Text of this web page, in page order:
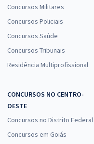
Concursos Militares
Concursos Policiais
Concursos Saúde
Concursos Tribunais
Residência Multiprofissional
CONCURSOS NO CENTRO-
OESTE
Concursos no Distrito Federal
Concursos em Goiás